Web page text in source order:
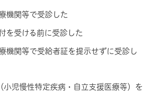
機関等で受診した
を受ける前に受診した
機関等で受給者証を提示せずに受診し
児慢性特定疾病・自立支援医療等）を